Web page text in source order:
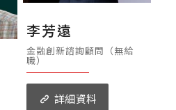
李芳遠
金融創新諮詢顧問（無給
職）
詳細資料